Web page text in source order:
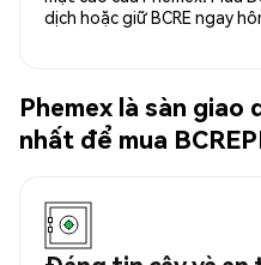
dịch hoặc giữ BCRE ngay
Phemex là sàn
nhất để mua